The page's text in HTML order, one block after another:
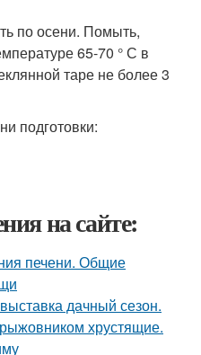
по осени. Помыть,
65-70 ° С в
таре не более 3
подготовки:
на сайте:
печени. Общие
дачный сезон.
хрустящие.